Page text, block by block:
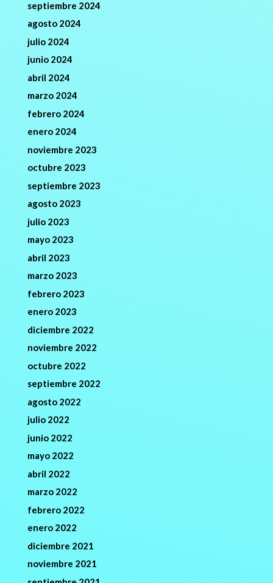
septiembre 2024
agosto 2024
julio 2024
junio 2024
abril 2024
marzo 2024
febrero 2024
enero 2024
noviembre 2023
octubre 2023
septiembre 2023
agosto 2023
julio 2023
mayo 2023
abril 2023
marzo 2023
febrero 2023
enero 2023
diciembre 2022
noviembre 2022
octubre 2022
septiembre 2022
agosto 2022
julio 2022
junio 2022
mayo 2022
abril 2022
marzo 2022
febrero 2022
enero 2022
diciembre 2021
noviembre 2021